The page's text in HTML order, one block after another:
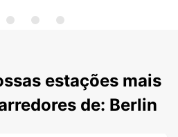
estações mais
de: Berlin